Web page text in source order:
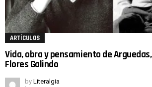
ARTÍCULOS
Vida, obra y pensamiento de
Flores Galindo
by Literalgia